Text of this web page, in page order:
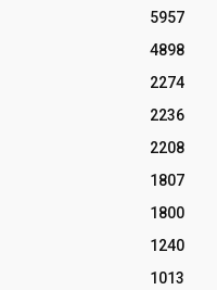
5957
4898
2274
2236
2208
1807
1800
1240
1013